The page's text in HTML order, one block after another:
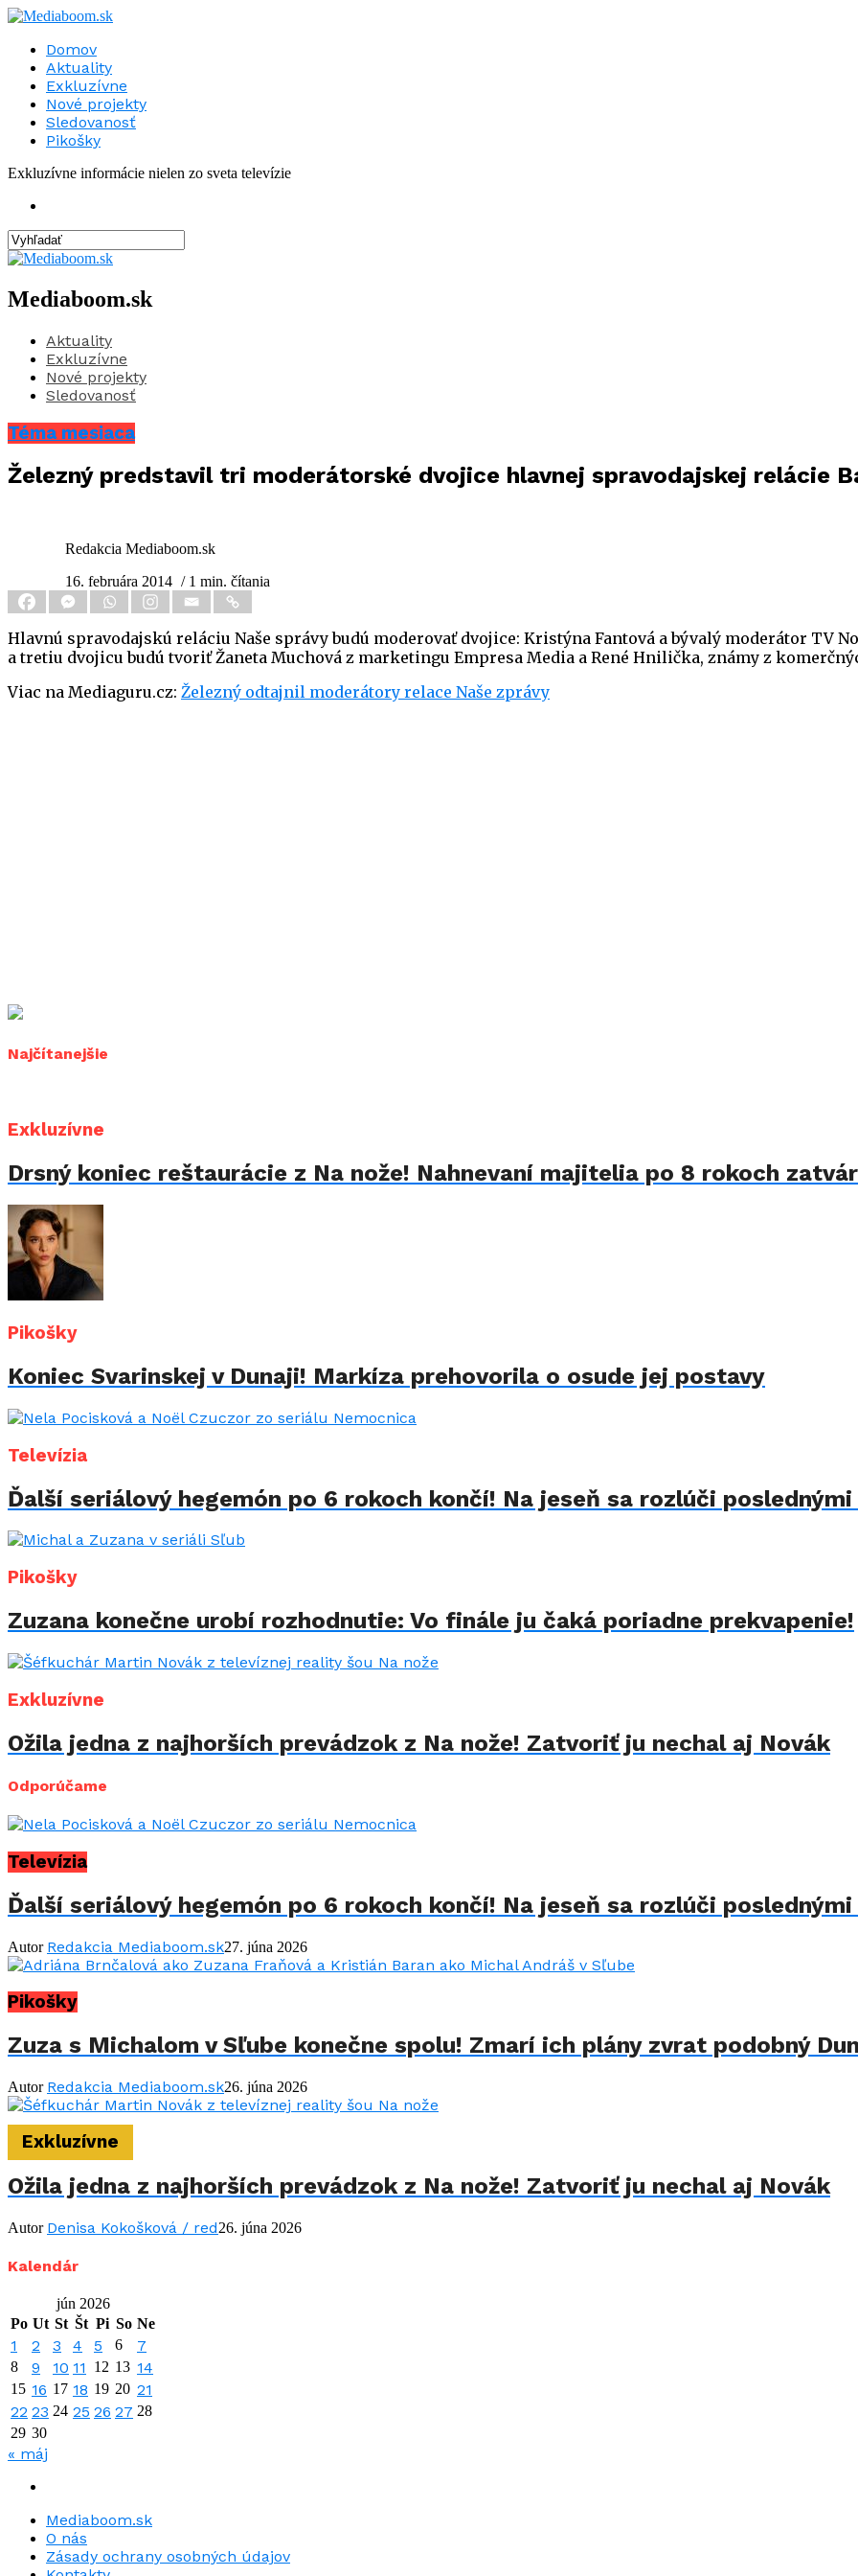
Domov
Aktuality
Exkluzívne
Nové projekty
Sledovanosť
Pikošky
Exkluzívne informácie nielen zo sveta televízie
Mediaboom.sk
Aktuality
Exkluzívne
Nové projekty
Sledovanosť
Téma mesiaca
Železný predstavil tri moderátorské dvojice hlavnej spravodajskej relácie
Redakcia Mediaboom.sk
16. februára 2014 / 1 min. čítania
Hlavnú spravodajskú reláciu Naše správy budú moderovať dvojice: Kristýna Fantová a bývalý moderátor TV
a tretiu dvojicu budú tvoriť Žaneta Muchová z marketingu Empresa Media a René Hnilička, známy z
Viac na Mediaguru.cz: Železný odtajnil moderátory relace Naše zprávy
Najčítanejšie
Exkluzívne
Drsný koniec reštaurácie z Na nože! Nahnevaní majitelia po 8 rokoch
Pikošky
Koniec Svarinskej v Dunaji! Markíza prehovorila o osude jej postavy
Televízia
Ďalší seriálový hegemón po 6 rokoch končí! Na jeseň sa rozlúči
Pikošky
Zuzana konečne urobí rozhodnutie: Vo finále ju čaká poriadne prekvapenie!
Exkluzívne
Ožila jedna z najhorších prevádzok z Na nože! Zatvoriť ju nechal aj Novák
Odporúčame
Televízia
Ďalší seriálový hegemón po 6 rokoch končí! Na jeseň sa rozlúči
Autor Redakcia Mediaboom.sk27. júna 2026
Pikošky
Zuza s Michalom v Sľube konečne spolu! Zmarí ich plány zvrat podobný
Autor Redakcia Mediaboom.sk26. júna 2026
Exkluzívne
Ožila jedna z najhorších prevádzok z Na nože! Zatvoriť ju nechal aj Novák
Autor Denisa Kokošková / red26. júna 2026
Kalendár
jún 2026
Po Ut St Št Pi So Ne
1 2 3 4 5 6 7
8 9 10 11 12 13 14
15 16 17 18 19 20 21
22 23 24 25 26 27 28
29 30
« máj
Mediaboom.sk
O nás
Zásady ochrany osobných údajov